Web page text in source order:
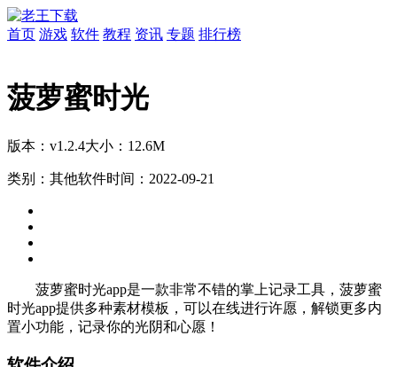
首页 游戏 软件 教程 资讯 专题 排行榜
菠萝蜜时光
版本：v1.2.4大小：12.6M
类别：其他软件时间：2022-09-21
菠萝蜜时光app是一款非常不错的掌上记录工具，菠萝蜜
时光app提供多种素材模板，可以在线进行许愿，解锁更多内
置小功能，记录你的光阴和心愿！